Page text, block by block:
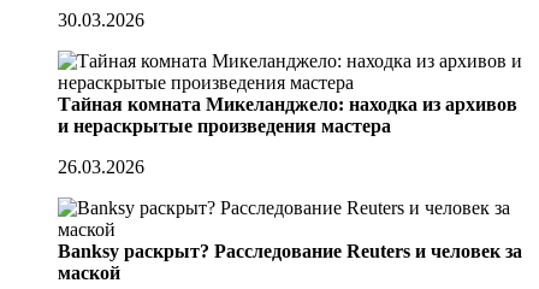
30.03.2026
Тайная комната Микеланджело: находка из архивов
и нераскрытые произведения мастера
26.03.2026
Banksy раскрыт? Расследование Reuters и человек за
маской